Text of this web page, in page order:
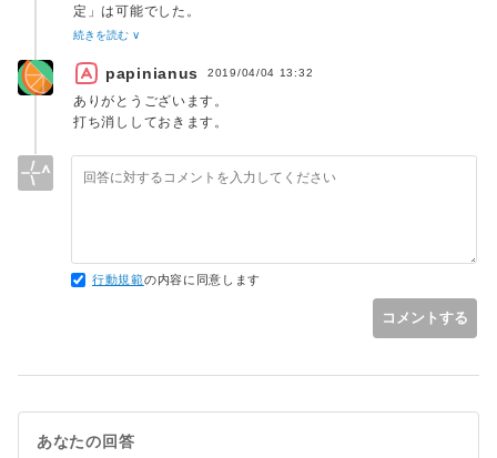
定」は可能でした。
classes.php
続きを読む ∨
papinianus 2019/04/04 13:32
ありがとうございます。
打ち消ししておきます。
行動規範の内容に同意します
コメントする
あなたの回答